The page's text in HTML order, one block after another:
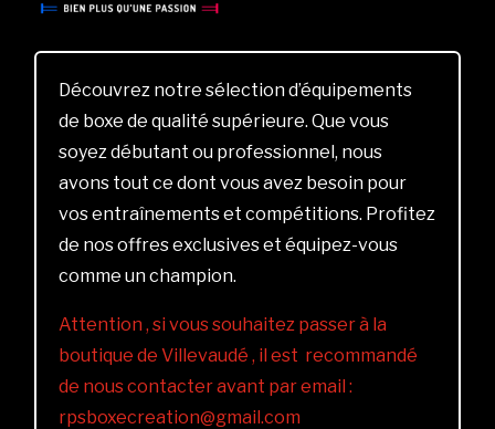
Découvrez notre sélection d’équipements
de boxe de qualité supérieure. Que vous
soyez débutant ou professionnel, nous
avons tout ce dont vous avez besoin pour
vos entraînements et compétitions. Profitez
de nos offres exclusives et équipez-vous
comme un champion.
Attention , si vous souhaitez passer à la
boutique de Villevaudé , il est recommandé
de nous contacter avant par email :
rpsboxecreation@gmail.com